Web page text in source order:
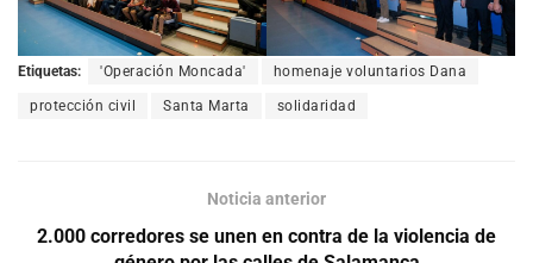
Etiquetas: 'Operación Moncada' homenaje voluntarios Dana
protección civil Santa Marta solidaridad
Noticia anterior
2.000 corredores se unen en contra de la violencia de